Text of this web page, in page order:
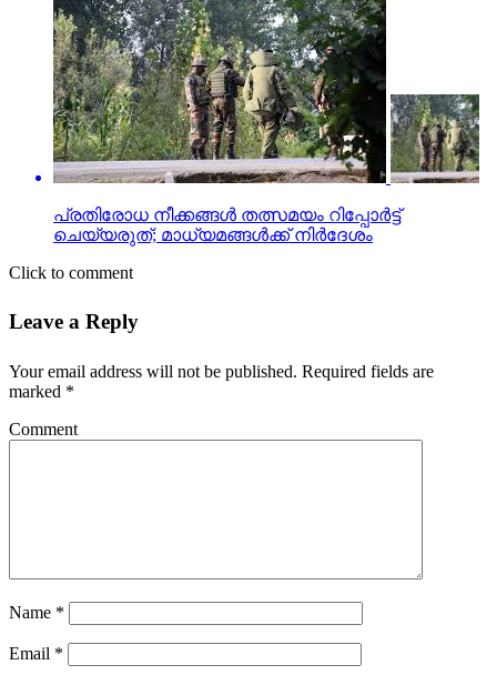
പ്രതിരോധ നീക്കങ്ങള്‍ തത്സമയം റിപ്പോര്‍ട്ട്
ചെയ്യരുത്; മാധ്യമങ്ങള്‍ക്ക് നിര്‍ദേശം
Click to comment
Leave a Reply
Your email address will not be published. Required fields are
marked *
Comment
Name *
Email *